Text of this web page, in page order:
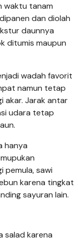
waktu tanam
dan diolah
daunnya
ditumis maupun
wadah favorit
namun tetap
akar. Jarak antar
udara tetap
hanya
pemula, sawi
karena tingkat
sayuran lain.
salad karena